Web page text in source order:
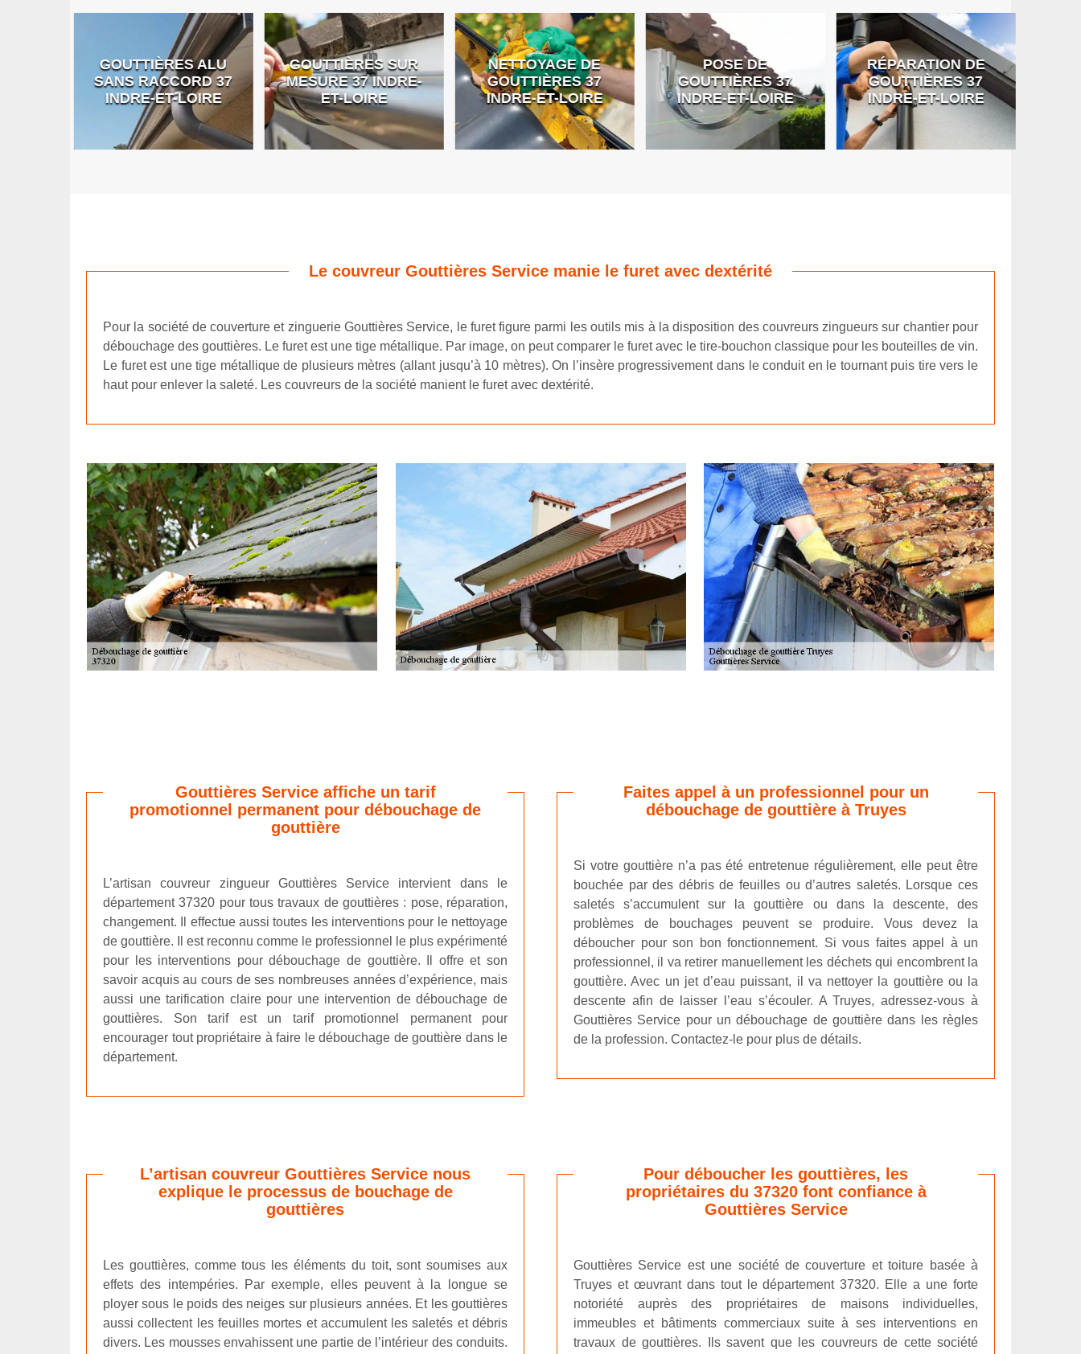
GOUTTIÈRES ALU
SANS RACCORD 37
INDRE-ET-LOIRE
GOUTTIÈRES SUR
MESURE 37 INDRE-
ET-LOIRE
NETTOYAGE DE
GOUTTIÈRES 37
INDRE-ET-LOIRE
POSE DE
GOUTTIÈRES 37
INDRE-ET-LOIRE
RÉPARATION DE
GOUTTIÈRES 37
INDRE-ET-LOIRE
Le couvreur Gouttières Service manie le furet avec dextérité
Pour la société de couverture et zinguerie Gouttières Service, le furet figure parmi les outils mis à la disposition des couvreurs zingueurs sur chantier pour
débouchage des gouttières. Le furet est une tige métallique. Par image, on peut comparer le furet avec le tire-bouchon classique pour les bouteilles de vin.
Le furet est une tige métallique de plusieurs mètres (allant jusqu’à 10 mètres). On l’insère progressivement dans le conduit en le tournant puis tire vers le
haut pour enlever la saleté. Les couvreurs de la société manient le furet avec dextérité.
Gouttières Service affiche un tarif
promotionnel permanent pour débouchage de
gouttière
L’artisan couvreur zingueur Gouttières Service intervient dans le
département 37320 pour tous travaux de gouttières : pose, réparation,
changement. Il effectue aussi toutes les interventions pour le nettoyage
de gouttière. Il est reconnu comme le professionnel le plus expérimenté
pour les interventions pour débouchage de gouttière. Il offre et son
savoir acquis au cours de ses nombreuses années d’expérience, mais
aussi une tarification claire pour une intervention de débouchage de
gouttières. Son tarif est un tarif promotionnel permanent pour
encourager tout propriétaire à faire le débouchage de gouttière dans le
département.
Faites appel à un professionnel pour un
débouchage de gouttière à Truyes
Si votre gouttière n’a pas été entretenue régulièrement, elle peut être
bouchée par des débris de feuilles ou d’autres saletés. Lorsque ces
saletés s’accumulent sur la gouttière ou dans la descente, des
problèmes de bouchages peuvent se produire. Vous devez la
déboucher pour son bon fonctionnement. Si vous faites appel à un
professionnel, il va retirer manuellement les déchets qui encombrent la
gouttière. Avec un jet d’eau puissant, il va nettoyer la gouttière ou la
descente afin de laisser l’eau s’écouler. A Truyes, adressez-vous à
Gouttières Service pour un débouchage de gouttière dans les règles
de la profession. Contactez-le pour plus de détails.
L’artisan couvreur Gouttières Service nous
explique le processus de bouchage de
gouttières
Les gouttières, comme tous les éléments du toit, sont soumises aux
effets des intempéries. Par exemple, elles peuvent à la longue se
ployer sous le poids des neiges sur plusieurs années. Et les gouttières
aussi collectent les feuilles mortes et accumulent les saletés et débris
divers. Les mousses envahissent une partie de l’intérieur des conduits.
Pour déboucher les gouttières, les
propriétaires du 37320 font confiance à
Gouttières Service
Gouttières Service est une société de couverture et toiture basée à
Truyes et œuvrant dans tout le département 37320. Elle a une forte
notoriété auprès des propriétaires de maisons individuelles,
immeubles et bâtiments commerciaux suite à ses interventions en
travaux de gouttières. Ils savent que les couvreurs de cette société